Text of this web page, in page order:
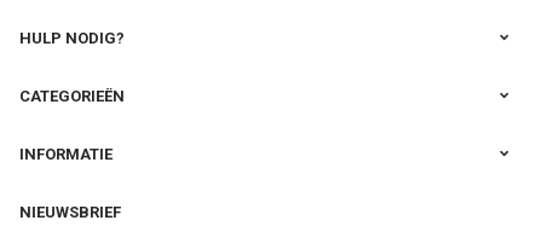
HULP NODIG?
CATEGORIEËN
INFORMATIE
NIEUWSBRIEF